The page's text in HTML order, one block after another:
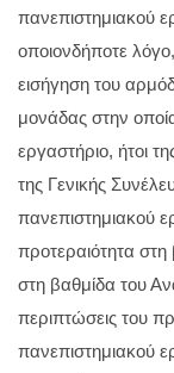
πανεπιστημιακού
οποιονδήποτε
εισήγηση του
μονάδας στην
εργαστήριο, ήτοι
της Γενικής
πανεπιστημιακού
προτεραιότητα
στη βαθμίδα του
περιπτώσεις του
πανεπιστημιακού